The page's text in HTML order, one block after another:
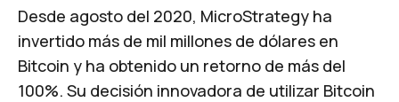
Desde agosto del 2020, MicroStrategy ha
invertido más de mil millones de dólares en
Bitcoin y ha obtenido un retorno de más del
100%. Su decisión innovadora de utilizar Bitcoin